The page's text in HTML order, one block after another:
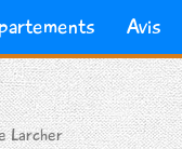
Avis
Larcher